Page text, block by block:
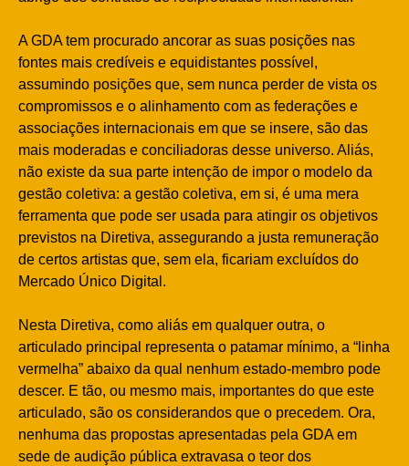
A GDA tem procurado ancorar as suas posições nas
fontes mais credíveis e equidistantes possível,
assumindo posições que, sem nunca perder de vista os
compromissos e o alinhamento com as federações e
associações internacionais em que se insere, são das
mais moderadas e conciliadoras desse universo. Aliás,
não existe da sua parte intenção de impor o modelo da
gestão coletiva: a gestão coletiva, em si, é uma mera
ferramenta que pode ser usada para atingir os objetivos
previstos na Diretiva, assegurando a justa remuneração
de certos artistas que, sem ela, ficariam excluídos do
Mercado Único Digital.
Nesta Diretiva, como aliás em qualquer outra, o
articulado principal representa o patamar mínimo, a “linha
vermelha” abaixo da qual nenhum estado-membro pode
descer. E tão, ou mesmo mais, importantes do que este
articulado, são os considerandos que o precedem. Ora,
nenhuma das propostas apresentadas pela GDA em
sede de audição pública extravasa o teor dos